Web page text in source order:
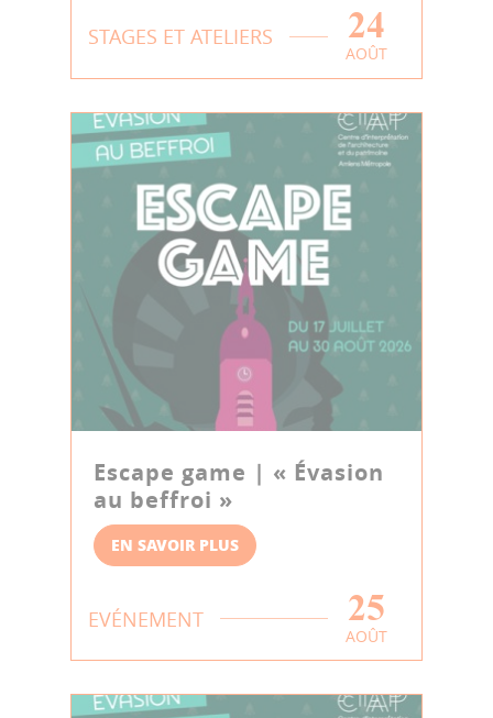
STAGES ET ATELIERS 24
AOÛT
Escape game | « Évasion
au beffroi »
EN SAVOIR PLUS
EVÉNEMENT 25
AOÛT